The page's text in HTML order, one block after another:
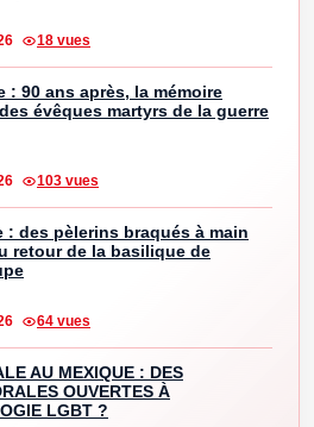
18 vues
: 90 ans après, la mémoire
évêques martyrs de la guerre
103 vues
: des pèlerins braqués à main
retour de la basilique de
64 vues
AU MEXIQUE : DES
OUVERTES À
LGBT ?